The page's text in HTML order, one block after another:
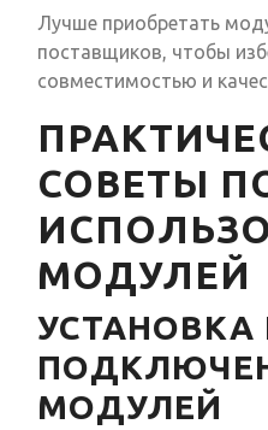
Лучше приобретать
поставщиков, чтобы
совместимостью и
СОВЕТЫ
МОДУЛЕЙ
УСТАНОВКА
МОДУЛЕЙ